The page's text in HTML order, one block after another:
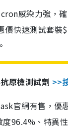
感染力強，
價快速測試套
原檢測試劑 >>
官網有售，優
96.4%、特異